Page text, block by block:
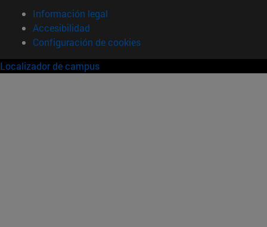
Información legal
Accesibilidad
Configuración de cookies
Localizador de campus